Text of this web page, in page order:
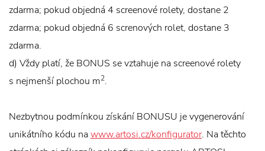
zdarma; pokud objedná 4 screenové rolety, dostane 2
zdarma; pokud objedná 6 screnových rolet, dostane 3
zdarma.
d) Vždy platí, že BONUS se vztahuje na screenové rolety
s nejmenší plochou m2.
Nezbytnou podmínkou získání BONUSU je vygenerování
unikátního kódu nawww.artosi.cz/konfigurator. Na těchto